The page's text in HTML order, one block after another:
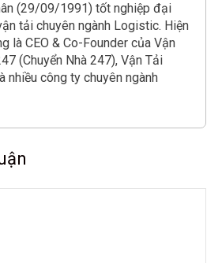
(29/09/1991) tốt nghiệp đại
tải chuyên ngành Logistic. Hiện
là CEO & Co-Founder của Vận
(Chuyển Nhà 247), Vận Tải
nhiều công ty chuyên ngành